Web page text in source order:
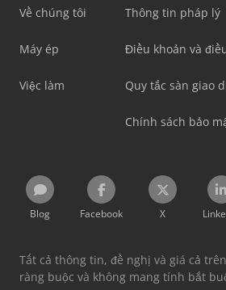
Về chúng tôi
Máy ép
Việc làm
Thông tin pháp lý
Điều khoản và
Quy tắc sàn giao
Chính sách bảo
Blog Facebook X
Tất cả thông tin, đề nghị và giá cả
ràng buộc và không mang tính bắt